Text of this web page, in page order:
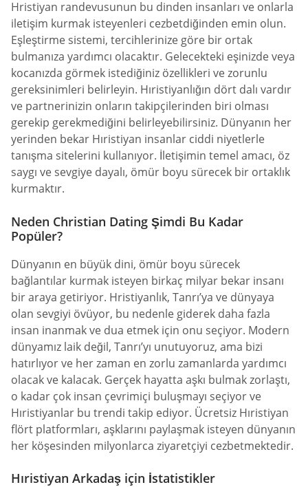
Hristiyan randevusunun bu dinden insanları ve onlarla
iletişim kurmak isteyenleri cezbetdiğinden emin olun.
Eşleştirme sistemi, tercihlerinize göre bir ortak
bulmanıza yardımcı olacaktır. Gelecekteki eşinizde veya
kocanızda görmek istediğiniz özellikleri ve zorunlu
gereksinimleri belirleyin. Hıristiyanlığın dört dalı vardır
ve partnerinizin onların takipçilerinden biri olması
gerekip gerekmediğini belirleyebilirsiniz. Dünyanın her
yerinden bekar Hıristiyan insanlar ciddi niyetlerle
tanışma sitelerini kullanıyor. İletişimin temel amacı, öz
saygı ve sevgiye dayalı, ömür boyu sürecek bir ortaklık
kurmaktır.
Neden Christian Dating Şimdi Bu Kadar
Popüler?
Dünyanın en büyük dini, ömür boyu sürecek
bağlantılar kurmak isteyen birkaç milyar bekar insanı
bir araya getiriyor. Hristiyanlık, Tanrı’ya ve dünyaya
olan sevgiyi övüyor, bu nedenle giderek daha fazla
insan inanmak ve dua etmek için onu seçiyor. Modern
dünyamız laik değil, Tanrı’yı unutuyoruz, ama bizi
hatırlıyor ve her zaman en zorlu zamanlarda yardımcı
olacak ve kalacak. Gerçek hayatta aşkı bulmak zorlaştı,
o kadar çok insan çevrimiçi buluşmayı seçiyor ve
Hıristiyanlar bu trendi takip ediyor. Ücretsiz Hıristiyan
flört platformları, aşklarını paylaşmak isteyen dünyanın
her köşesinden milyonlarca ziyaretçiyi cezbetmektedir.
Hıristiyan Arkadaş için İstatistikler